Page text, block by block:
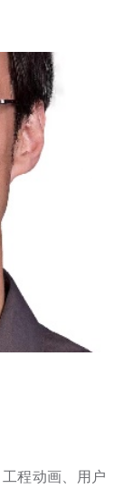
程动画、用户